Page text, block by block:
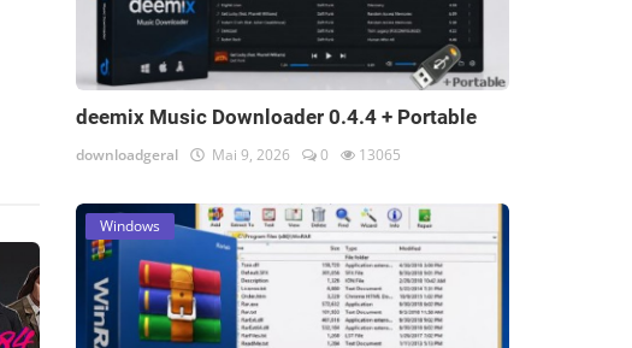
deemix Music Downloader 0.4.4 + Portable
downloadgeral Mai 9, 2026 0 13065
Windows